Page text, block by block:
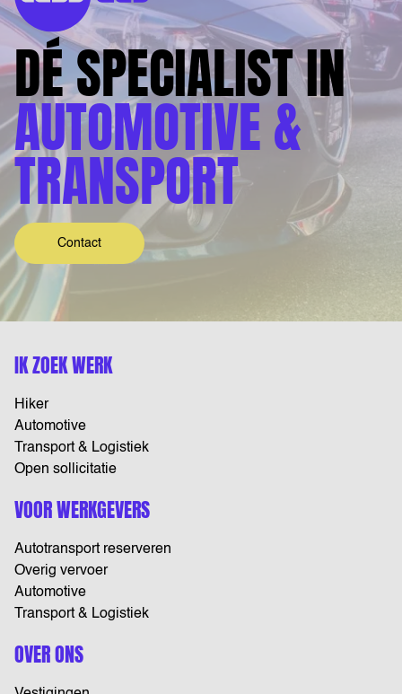
DÉ SPECIALIST IN
AUTOMOTIVE &
TRANSPORT
Contact
IK ZOEK WERK
Hiker
Automotive
Transport & Logistiek
Open sollicitatie
VOOR WERKGEVERS
Autotransport reserveren
Overig vervoer
Automotive
Transport & Logistiek
OVER ONS